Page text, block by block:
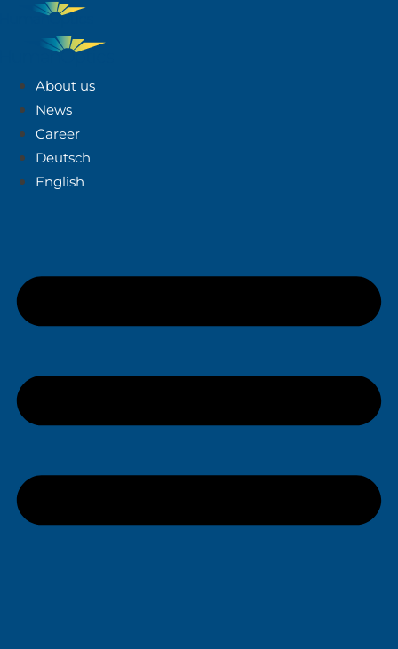
About us
News
Career
Deutsch
English